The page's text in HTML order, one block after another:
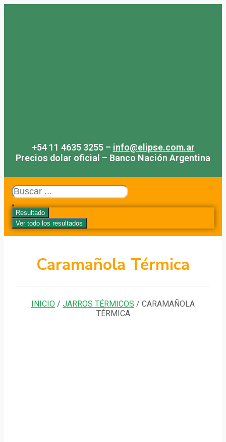
+54 11 4635 3255 – info@elipse.com.ar
Precios dolar oficial – Banco Nación Argentina
Search
...
Resultado
Ver todo los resultados
Caramañola Térmica
INICIO / JARROS TÉRMICOS / CARAMAÑOLA
TÉRMICA